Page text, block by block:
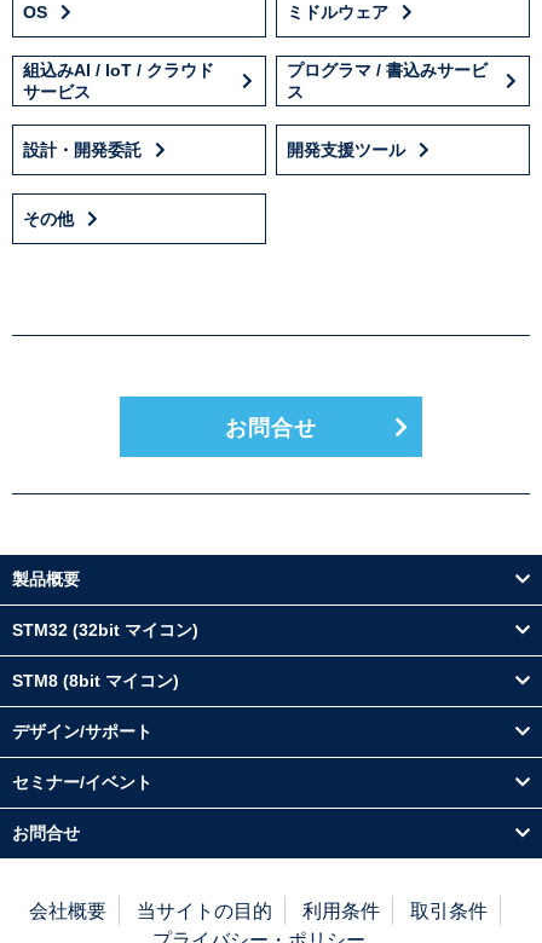
OS ミドルウェア
組込みAI / IoT / クラウド
サービス
プログラマ / 書込みサービ
ス
設計・開発委託 開発支援ツール
その他
お問合せ
製品概要
STM32 (32bit マイコン)
STM8 (8bit マイコン)
デザイン/サポート
セミナー/イベント
お問合せ
会社概要 当サイトの目的 利用条件
取引条件